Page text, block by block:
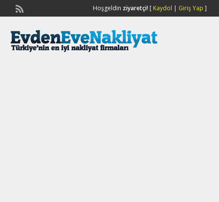
Hoşgeldin ziyaretçi![ Kaydol | Giriş Yap ]